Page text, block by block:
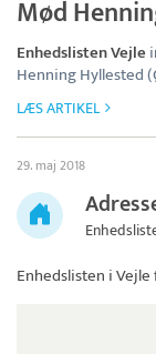
Mød
Enhedslisten Vejle
Henning Hyllested
LÆS ARTIKEL
29. maj 2018
Enhedslisten i Vejle